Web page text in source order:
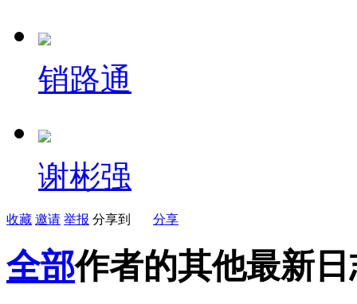
销路通
谢彬强
收藏 邀请 举报 分享到 分享
全部作者的其他最新日